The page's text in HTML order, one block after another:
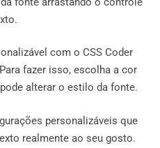
com o CSS Coder
fazer isso, escolha a cor
alterar o estilo da fonte.
personalizáveis ​​que
realmente ao seu gosto.